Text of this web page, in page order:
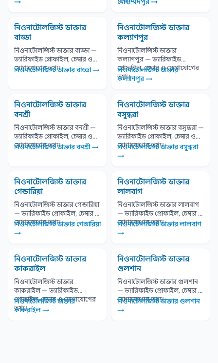
নিওনাটোলজিস্ট ডাক্তার
বাড্ডা
নিওনাটোলজিস্ট ডাক্তার বাড্ডা —
ভ্যারিফাইড প্রোফাইল, চেম্বার ও
যোগাযোগের তথ্য।
নিওনাটোলজিস্ট ডাক্তার বাড্ডা →
নিওনাটোলজিস্ট ডাক্তার
কল্যাণপুর
নিওনাটোলজিস্ট ডাক্তার
কল্যাণপুর — ভ্যারিফাইড
প্রোফাইল, চেম্বার ও যোগাযোগের
তথ্য।
নিওনাটোলজিস্ট ডাক্তার
কল্যাণপুর →
নিওনাটোলজিস্ট ডাক্তার
বনশ্রী
নিওনাটোলজিস্ট ডাক্তার বনশ্রী —
ভ্যারিফাইড প্রোফাইল, চেম্বার ও
যোগাযোগের তথ্য।
নিওনাটোলজিস্ট ডাক্তার বনশ্রী →
নিওনাটোলজিস্ট ডাক্তার
বসুন্ধরা
নিওনাটোলজিস্ট ডাক্তার বসুন্ধরা —
ভ্যারিফাইড প্রোফাইল, চেম্বার ও
যোগাযোগের তথ্য।
নিওনাটোলজিস্ট ডাক্তার বসুন্ধরা
→
নিওনাটোলজিস্ট ডাক্তার
গেন্ডারিয়া
নিওনাটোলজিস্ট ডাক্তার গেন্ডারিয়া
— ভ্যারিফাইড প্রোফাইল, চেম্বার ও
যোগাযোগের তথ্য।
নিওনাটোলজিস্ট ডাক্তার গেন্ডারিয়া
→
নিওনাটোলজিস্ট ডাক্তার
লালবাগ
নিওনাটোলজিস্ট ডাক্তার লালবাগ
— ভ্যারিফাইড প্রোফাইল, চেম্বার ও
যোগাযোগের তথ্য।
নিওনাটোলজিস্ট ডাক্তার লালবাগ
→
নিওনাটোলজিস্ট ডাক্তার
কাকরাইল
নিওনাটোলজিস্ট ডাক্তার
কাকরাইল — ভ্যারিফাইড
প্রোফাইল, চেম্বার ও যোগাযোগের
তথ্য।
নিওনাটোলজিস্ট ডাক্তার
কাকরাইল →
নিওনাটোলজিস্ট ডাক্তার
গুলশান
নিওনাটোলজিস্ট ডাক্তার গুলশান
— ভ্যারিফাইড প্রোফাইল, চেম্বার ও
যোগাযোগের তথ্য।
নিওনাটোলজিস্ট ডাক্তার গুলশান
→